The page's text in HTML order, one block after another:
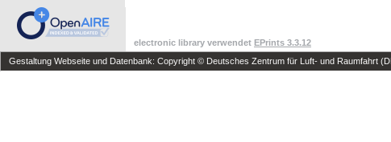
electronic library verwendet EPrints 3.3.12
Gestaltung Webseite und Datenbank: Copyright © Deutsches Zentrum für Luft- und Raumfahrt